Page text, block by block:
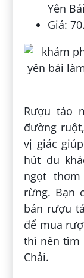
Yên Bái
Giá:
Rượu táo
đường
vị giác
hút du
ngọt
rừng. Bạn
bán rượu
để mua
thì nên tìm
Chải.